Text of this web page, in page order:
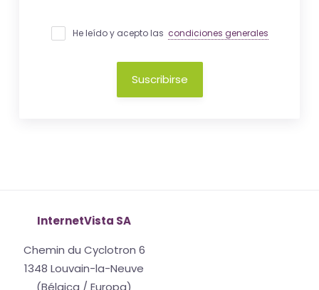
He leído y acepto las condiciones generales
Suscribirse
InternetVista SA
Chemin du Cyclotron 6
1348 Louvain-la-Neuve
(Bélgica / Europa)